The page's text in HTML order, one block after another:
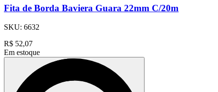
Fita de Borda Baviera Guara 22mm C/20m
SKU: 6632
R$ 52,07
Em estoque